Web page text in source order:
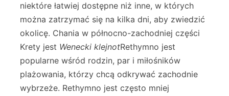
niektóre łatwiej dostępne niż inne, w których
można zatrzymać się na kilka dni, aby zwiedzić
okolicę. Chania w północno-zachodniej części
Krety jest Wenecki klejnotRethymno jest
popularne wśród rodzin, par i miłośników
plażowania, którzy chcą odkrywać zachodnie
wybrzeże. Rethymno jest często mniej